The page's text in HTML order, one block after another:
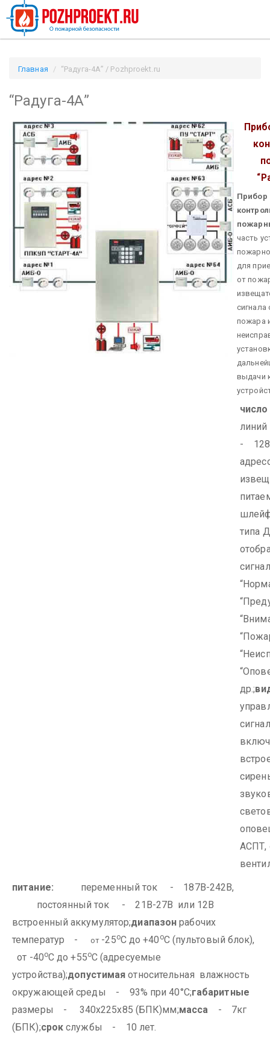
Главная “Радуга-4А” / Pozhproekt.ru
“Радуга-4А”
Прибор
часть
для
от
сигнала
пожара
выдачи
число
- 128
типа
др.;
АСПТ,
питание: переменный ток - 187В-242В,
постоянный ток - 21В-27В или 12В
встроенный аккумулятор;диапазон рабочих
температур -
от -25оС до +40 оС (пультовый блок),
от -40оС до +55оС (адресуемые
устройства);допустимая относительная влажность
окружающей среды - 93% при 40°С;габаритные
размеры - 340х225х85 (БПК)мм;масса - 7кг
(БПК);срок службы - 10 лет.